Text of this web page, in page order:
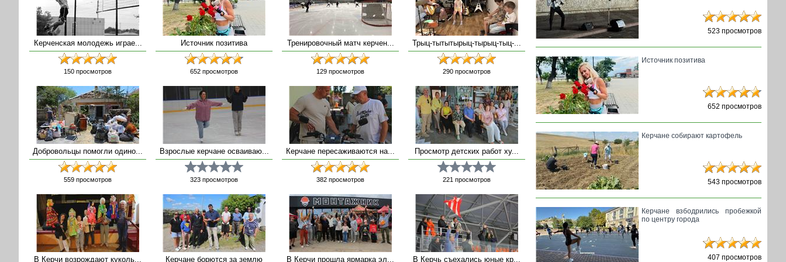
Керченская молодежь играе...
150 просмотров
Источник позитива
652 просмотров
Тренировочный матч керчен...
129 просмотров
Трыц-тытытырыц-тырыц-тыц-...
290 просмотров
Добровольцы помогли одино...
559 просмотров
Взрослые керчане осваиваю...
323 просмотров
Керчане пересаживаются на...
382 просмотров
Просмотр детских работ ху...
221 просмотров
В Керчи возрождают куколь... Керчане борются за землю В Керчи прошла ярмарка эл... В Керчь съехались юные кр...
523 просмотров
Источник позитива
652 просмотров
Керчане собирают картофель
543 просмотров
Керчане взбодрились пробежкой
по центру города
407 просмотров